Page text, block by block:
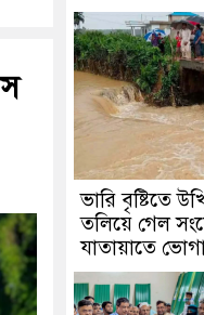
ভারি বৃষ্টিতে
তলিয়ে গেল
যাতায়াতে